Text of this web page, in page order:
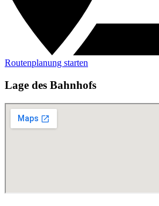
Routenplanung starten
Lage des Bahnhofs